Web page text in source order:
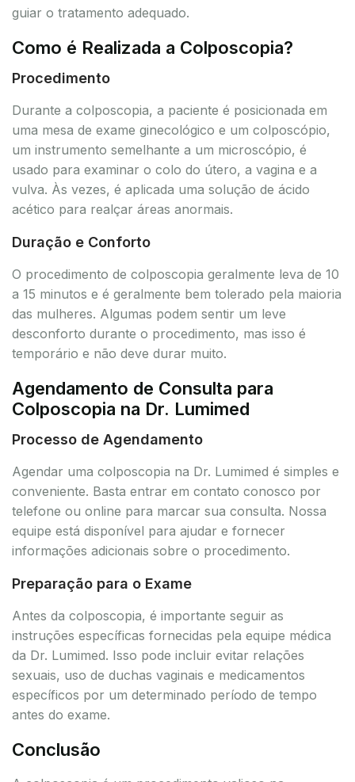
guiar o tratamento adequado.
Como é Realizada a Colposcopia?
Procedimento
Durante a colposcopia, a paciente é posicionada em
uma mesa de exame ginecológico e um colposcópio,
um instrumento semelhante a um microscópio, é
usado para examinar o colo do útero, a vagina e a
vulva. Às vezes, é aplicada uma solução de ácido
acético para realçar áreas anormais.
Duração e Conforto
O procedimento de colposcopia geralmente leva de 10
a 15 minutos e é geralmente bem tolerado pela maioria
das mulheres. Algumas podem sentir um leve
desconforto durante o procedimento, mas isso é
temporário e não deve durar muito.
Agendamento de Consulta para
Colposcopia na Dr. Lumimed
Processo de Agendamento
Agendar uma colposcopia na Dr. Lumimed é simples e
conveniente. Basta entrar em contato conosco por
telefone ou online para marcar sua consulta. Nossa
equipe está disponível para ajudar e fornecer
informações adicionais sobre o procedimento.
Preparação para o Exame
Antes da colposcopia, é importante seguir as
instruções específicas fornecidas pela equipe médica
da Dr. Lumimed. Isso pode incluir evitar relações
sexuais, uso de duchas vaginais e medicamentos
específicos por um determinado período de tempo
antes do exame.
Conclusão